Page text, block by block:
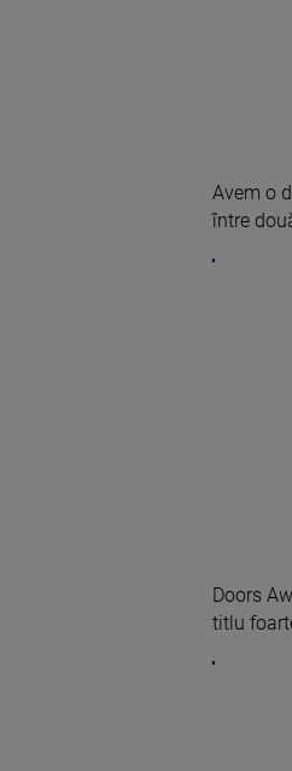
Avem o
între
Doors
titlu